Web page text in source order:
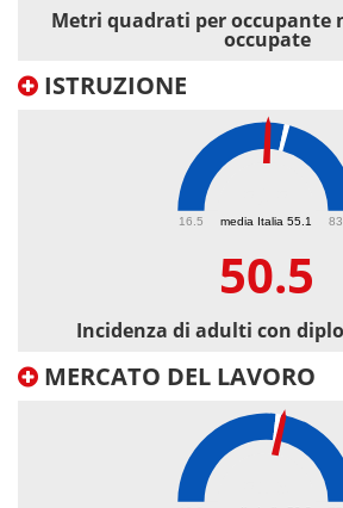
Metri quadrati per occupante
occupate
ISTRUZIONE
media Italia 55.1
16.5
50.5
Incidenza di adulti con
MERCATO DEL LAVORO